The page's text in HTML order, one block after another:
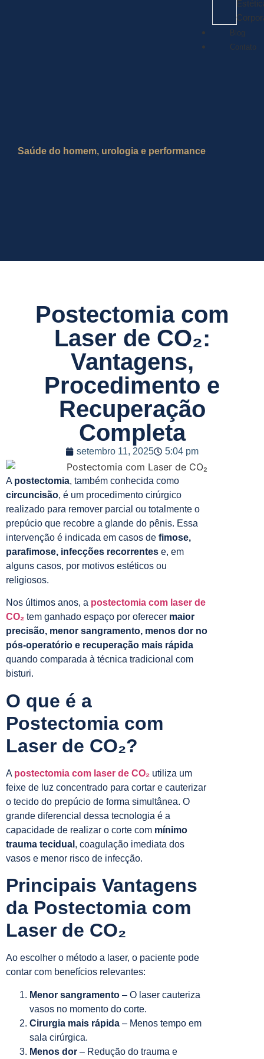
Blog
Contato
Saúde do homem, urologia e performance
Postectomia com
Laser de CO₂:
Vantagens,
Procedimento e
Recuperação
Completa
setembro 11, 2025 5:04 pm
A postectomia, também conhecida como
circuncisão, é um procedimento cirúrgico
realizado para remover parcial ou totalmente o
prepúcio que recobre a glande do pênis. Essa
intervenção é indicada em casos de fimose,
parafimose, infecções recorrentes e, em
alguns casos, por motivos estéticos ou
religiosos.
Nos últimos anos, a postectomia com laser de
CO₂ tem ganhado espaço por oferecer maior
precisão, menor sangramento, menos dor no
pós-operatório e recuperação mais rápida
quando comparada à técnica tradicional com
bisturi.
O que é a
Postectomia com
Laser de CO₂?
A postectomia com laser de CO₂ utiliza um
feixe de luz concentrado para cortar e cauterizar
o tecido do prepúcio de forma simultânea. O
grande diferencial dessa tecnologia é a
capacidade de realizar o corte com mínimo
trauma tecidual , coagulação imediata dos
vasos e menor risco de infecção.
Principais Vantagens
da Postectomia com
Laser de CO₂
Ao escolher o método a laser, o paciente pode
contar com benefícios relevantes:
Menor sangramento – O laser cauteriza
vasos no momento do corte.
Cirurgia mais rápida – Menos tempo em
sala cirúrgica.
Menos dor – Redução do trauma e